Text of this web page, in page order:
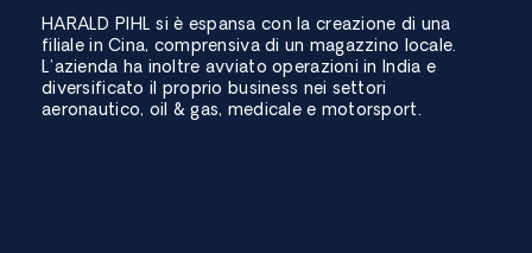
HARALD PIHL si è espansa con la creazione di una
filiale in Cina, comprensiva di un magazzino locale.
L’azienda ha inoltre avviato operazioni in India e
diversificato il proprio business nei settori
aeronautico, oil & gas, medicale e motorsport.